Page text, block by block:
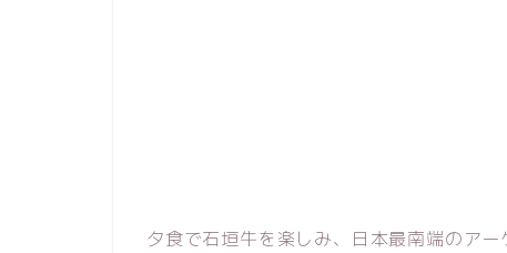
夕食で石垣牛を楽しみ、日本最南端のア